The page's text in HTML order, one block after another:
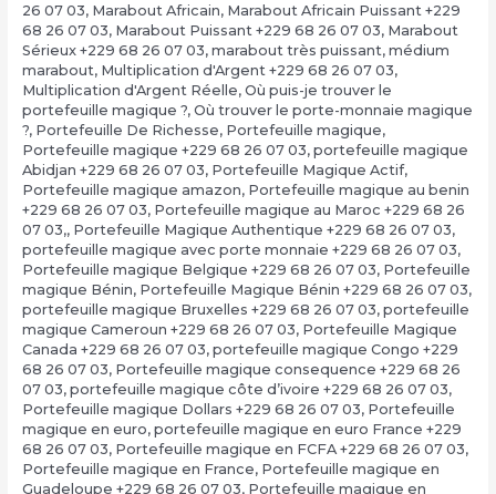
26 07 03, Marabout Africain, Marabout Africain Puissant +229
68 26 07 03, Marabout Puissant +229 68 26 07 03, Marabout
Sérieux +229 68 26 07 03, marabout très puissant, médium
marabout, Multiplication d'Argent +229 68 26 07 03,
Multiplication d'Argent Réelle, Où puis-je trouver le
portefeuille magique ?, Où trouver le porte-monnaie magique
?, Portefeuille De Richesse, Portefeuille magique,
Portefeuille magique +229 68 26 07 03, portefeuille magique
Abidjan +229 68 26 07 03, Portefeuille Magique Actif,
Portefeuille magique amazon, Portefeuille magique au benin
+229 68 26 07 03, Portefeuille magique au Maroc +229 68 26
07 03,, Portefeuille Magique Authentique +229 68 26 07 03,
portefeuille magique avec porte monnaie +229 68 26 07 03,
Portefeuille magique Belgique +229 68 26 07 03, Portefeuille
magique Bénin, Portefeuille Magique Bénin +229 68 26 07 03,
portefeuille magique Bruxelles +229 68 26 07 03, portefeuille
magique Cameroun +229 68 26 07 03, Portefeuille Magique
Canada +229 68 26 07 03, portefeuille magique Congo +229
68 26 07 03, Portefeuille magique consequence +229 68 26
07 03, portefeuille magique côte d’ivoire +229 68 26 07 03,
Portefeuille magique Dollars +229 68 26 07 03, Portefeuille
magique en euro, portefeuille magique en euro France +229
68 26 07 03, Portefeuille magique en FCFA +229 68 26 07 03,
Portefeuille magique en France, Portefeuille magique en
Guadeloupe +229 68 26 07 03, Portefeuille magique en